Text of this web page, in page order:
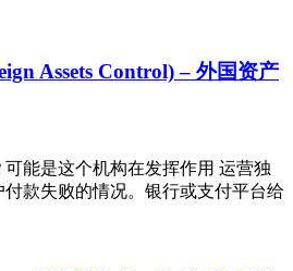
Assets Control) – 外国资产
能是这个机构在发挥作用 运营独
款失败的情况。银行或支付平台给